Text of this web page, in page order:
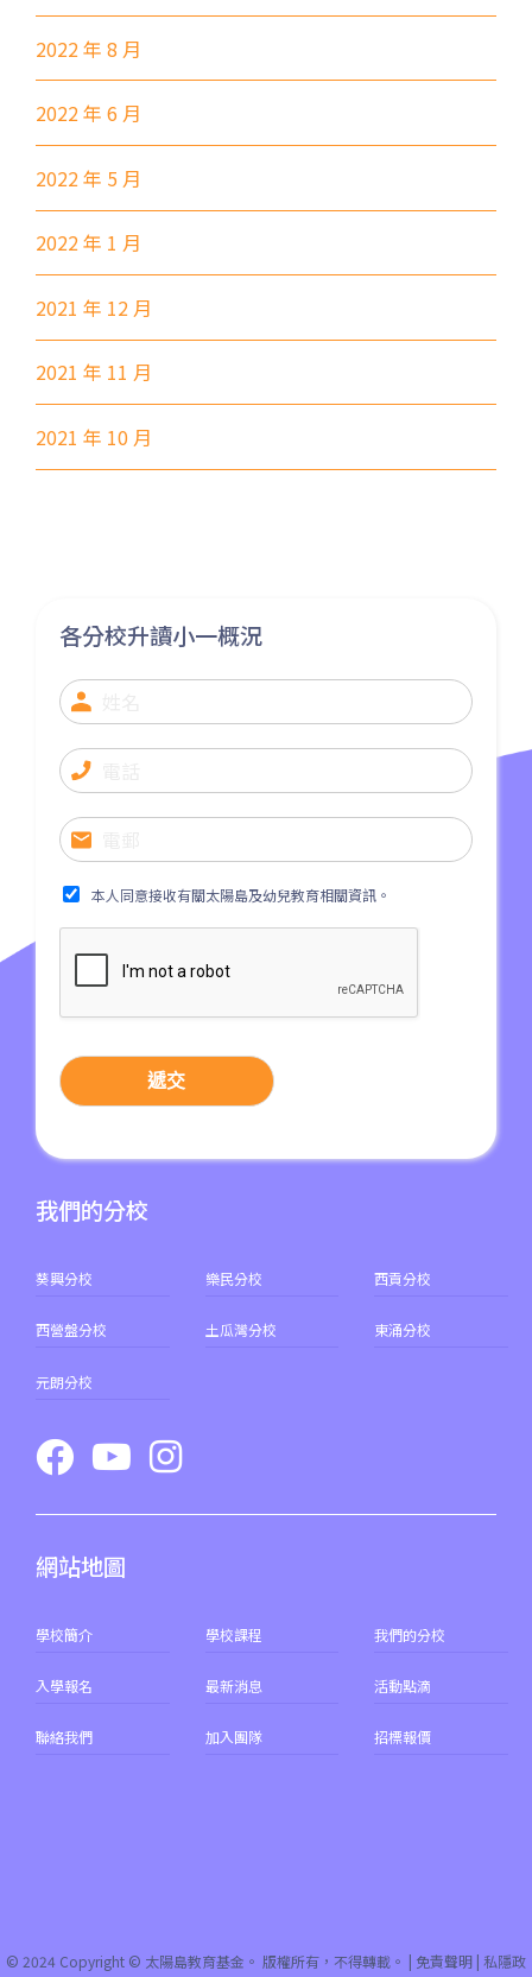
西貢分校
巴士
92, 299, 792M
小巴
1A
前往方法
東涌分校
港鐵
巴士
37, 38, E11, E21, E21A, E21X,
保姆車1
東涌區及愉景灣
港鐵 元朗站 (F出口)
巴士
53, 54, 64K, 68M, 68X,, 69C,
968, E34K74, 968A, B2, 76K,
268X, 968X
31, 32, 36, 37, 38, 39, 77, 601,
602, 603, 604, 606S, 608,71
保姆車1
元朗市中心, 屏山, 天水圍, 朗屏,
水邊圍邨, 錦田市, 八鄉, 錦上路,
橫台山,大棠道, 十八鄉路, 公庵
路, 錦綉花園, 米埔, 新田, 落馬
2022 年 8 月
2022 年 6 月
2022 年 5 月
2022 年 1 月
2021 年 12 月
2021 年 11 月
2021 年 10 月
我們的分校
葵興分校
西營盤分校
元朗分校
樂民分校
土瓜灣分校
西貢分校
東涌分校
網站地圖
學校簡介
入學報名
聯絡我們
學校課程
最新消息
加入團隊
我們的分校
活動點滴
招標報價
各分校升讀小一概況
本人同意接收有關太陽島及幼兒教育相關資訊。
遞交
© 2024 Copyright © 太陽島教育基金。 版權所有，不得轉載。 | 免責聲明 | 私隱政